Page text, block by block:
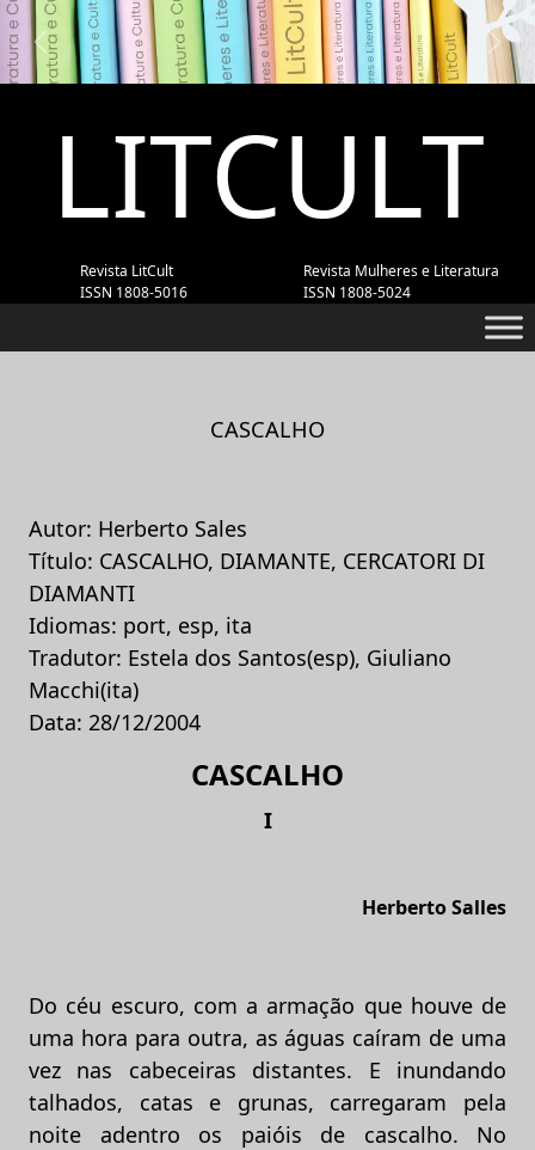
Previous Next
LITCULT
Revista LitCult
ISSN 1808-5016
Revista Mulheres e Literatura
ISSN 1808-5024
CASCALHO
Autor: Herberto Sales
Título: CASCALHO, DIAMANTE, CERCATORI DI
DIAMANTI
Idiomas: port, esp, ita
Tradutor: Estela dos Santos(esp), Giuliano
Macchi(ita)
Data: 28/12/2004
CASCALHO
I
Herberto Salles
Do céu escuro, com a armação que houve de
uma hora para outra, as águas caíram de uma
vez nas cabeceiras distantes. E inundando
talhados, catas e grunas, carregaram pela
noite adentro os paióis de cascalho. No